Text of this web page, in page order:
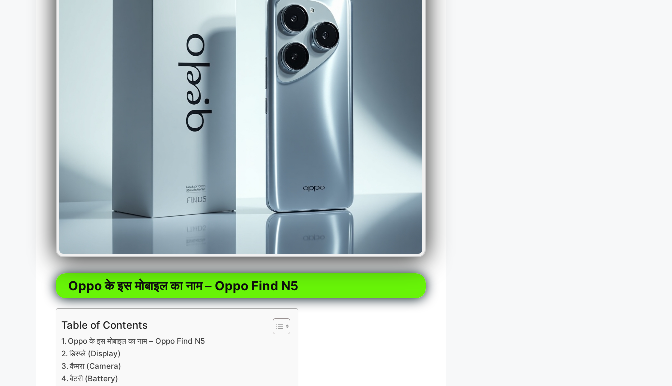
Oppo के इस मोबाइल का नाम – Oppo Find N5
Table of Contents
Oppo के इस मोबाइल का नाम – Oppo Find N5
डिस्प्ले (Display)
कैमरा (Camera)
बैटरी (Battery)